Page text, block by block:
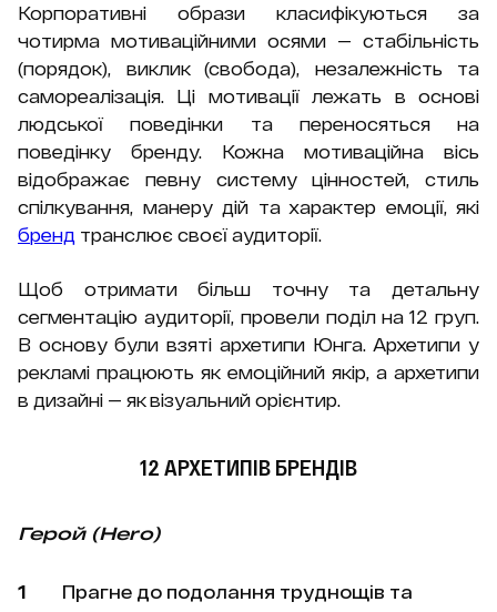
Корпоративні образи класифікуються за
чотирма мотиваційними осями — стабільність
(порядок), виклик (свобода), незалежність та
самореалізація. Ці мотивації лежать в основі
людської поведінки та переносяться на
поведінку бренду. Кожна мотиваційна вісь
відображає певну систему цінностей, стиль
спілкування, манеру дій та характер емоції, які
бренд транслює своєї аудиторії.
Щоб отримати більш точну та детальну
сегментацію аудиторії, провели поділ на 12 груп.
В основу були взяті архетипи Юнга. Архетипи у
рекламі працюють як емоційний якір, а архетипи
в дизайні — як візуальний орієнтир.
12 АРХЕТИПІВ БРЕНДІВ
Герой (Hero)
Прагне до подолання труднощів та